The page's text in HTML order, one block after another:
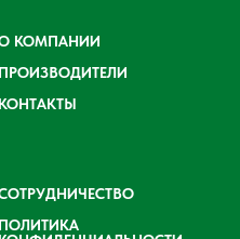
КОМПАНИИ
ПРОИЗВОДИТЕЛИ
КОНТАКТЫ
ПОЛИТИКА